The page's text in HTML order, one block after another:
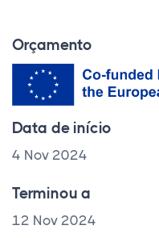
Orçamento
Data de início
4 Nov 2024
Terminou a
12 Nov 2024